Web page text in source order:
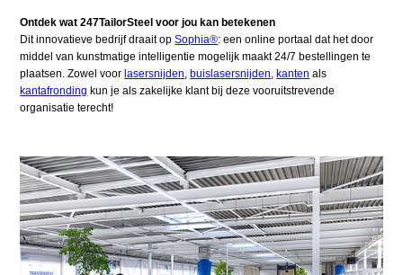
Ontdek wat 247TailorSteel voor jou kan betekenen
Dit innovatieve bedrijf draait opSophia®: een online portaal dat het door
middel van kunstmatige intelligentie mogelijk maakt 24/7 bestellingen te
plaatsen. Zowel voor lasersnijden, buislasersnijden, kanten als
kantafronding kun je als zakelijke klant bij deze vooruitstrevende
organisatie terecht!